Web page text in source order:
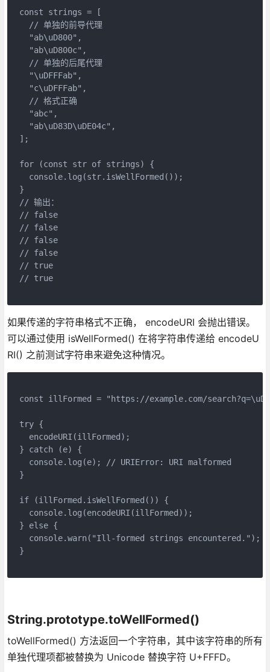
const strings = [
  // 单独的前导代理
  "ab\uD800",
  "ab\uD800c",
  // 单独的后尾代理
  "\uDFFFab",
  "c\uDFFFab",
  // 格式正确
  "abc",
  "ab\uD83D\uDE04c",
];
for (const str of strings) {
  console.log(str.isWellFormed());
}
// 输出：
// false
// false
// false
// false
// true
// true
如果传递的字符串格式不正确， encodeURI 会抛出错误。
可以通过使用 isWellFormed() 在将字符串传递给 encodeU
RI() 之前测试字符串来避免这种情况。
const illFormed = "https://example.com/
try {
  encodeURI(illFormed);
} catch (e) {
  console.log(e); // URIError: URI malformed
}
if (illFormed.isWellFormed()) {
  console.log(encodeURI(illFormed));
} else {
console.warn("Ill-formed strings encountered.");
}
String.prototype.toWellFormed()
toWellFormed() 方法返回一个字符串，其中该字符串的所有
单独代理项都被替换为 Unicode 替换字符 U+FFFD。